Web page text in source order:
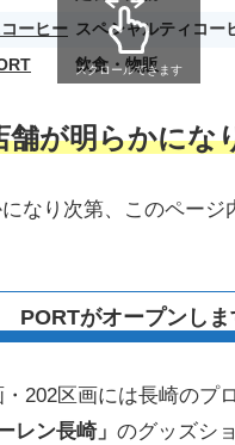
ーヒー スペシャルティコー
飲食・物販
スクロールできます
舗が明らかにな
なり次第、このページ
PORTがオープンしま
202区画には長崎のプ
レン長崎」 のグッズシ